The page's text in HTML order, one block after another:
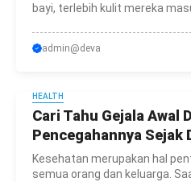
bayi, terlebih kulit mereka
admin@deva
HEALTH
Cari Tahu Gejala Awal
Pencegahannya Sejak
Kesehatan merupakan hal
semua orang dan keluarga.